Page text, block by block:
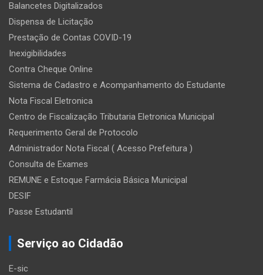
Balancetes Digitalizados
Dispensa de Licitação
Prestação de Contas COVID-19
Inexigibilidades
Contra Cheque Online
Sistema de Cadastro e Acompanhamento do Estudante
Nota Fiscal Eletronica
Centro de Fiscalização Tributaria Eletronica Municipal
Requerimento Geral de Protocolo
Administrador Nota Fiscal ( Acesso Prefeitura )
Consulta de Exames
REMUNE e Estoque Farmácia Básica Municipal
DESIF
Passe Estudantil
Serviço ao Cidadão
E-sic